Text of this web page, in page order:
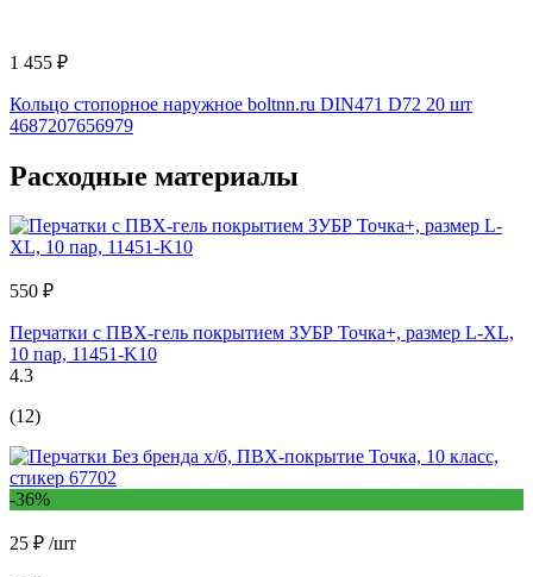
1 455 ₽
Кольцо стопорное наружное boltnn.ru DIN471 D72 20 шт
4687207656979
Расходные материалы
550 ₽
Перчатки с ПВХ-гель покрытием ЗУБР Точка+, размер L-XL,
10 пар, 11451-K10
4.3
(12)
-36%
25 ₽ /шт